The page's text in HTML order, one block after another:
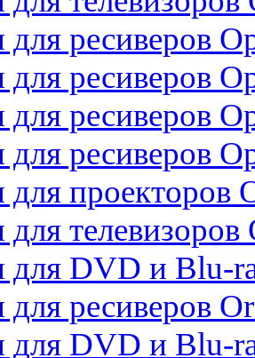
ресиверов
ресиверов
ресиверов
ресиверов
проекторов
телевизоров
для DVD и Blu-
ресиверов
для DVD и Blu-